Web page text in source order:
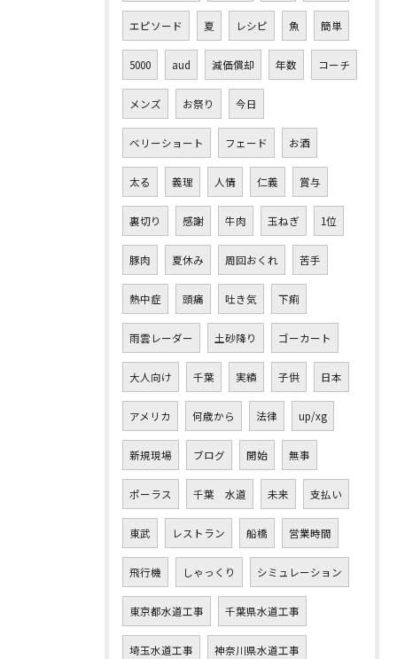
エピソード 夏 レシピ 魚 簡単
5000 aud 減価償却 年数 コーチ
メンズ お祭り 今日
ベリーショート フェード お酒
太る 義理 人情 仁義 賞与
裏切り 感謝 牛肉 玉ねぎ 1位
豚肉 夏休み 周回おくれ 苦手
熱中症 頭痛 吐き気 下痢
雨雲レーダー 土砂降り ゴーカート
大人向け 千葉 実績 子供 日本
アメリカ 何歳から 法律 up/xg
新規現場 ブログ 開始 無事
ポーラス 千葉 水道 未来 支払い
東武 レストラン 船橋 営業時間
飛行機 しゃっくり シミュレーション
東京都水道工事 千葉県水道工事
埼玉水道工事 神奈川県水道工事